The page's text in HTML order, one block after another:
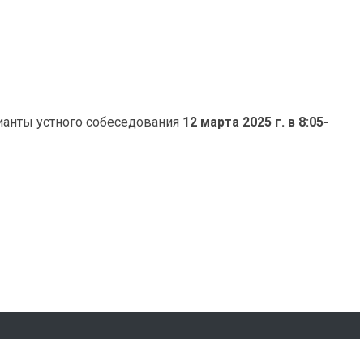
устного собеседования 12 марта 2025 г. в 8:05-